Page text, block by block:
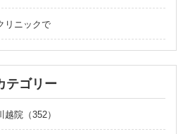
リニックで
テゴリー
院（352）